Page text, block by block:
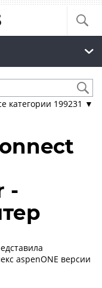
категории 199231 ▼
-
aspenONE версии